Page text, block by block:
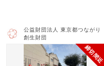
公益財団法人 東京都つながり
創生財団
締切間近